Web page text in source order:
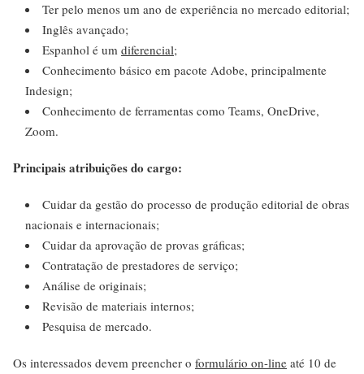
Ter pelo menos um ano de experiência no mercado editorial;
Inglês avançado;
Espanhol é um diferencial;
Conhecimento básico em pacote Adobe, principalmente
Indesign;
Conhecimento de ferramentas como Teams, OneDrive,
Zoom.
Principais atribuições do cargo:
Cuidar da gestão do processo de produção editorial de obras
nacionais e internacionais;
Cuidar da aprovação de provas gráficas;
Contratação de prestadores de serviço;
Análise de originais;
Revisão de materiais internos;
Pesquisa de mercado.
Os interessados devem preencher o formulário on-line até 10 de